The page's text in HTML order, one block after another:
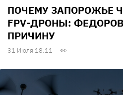
ПОЧЕМУ ЗАПОРОЖЬЕ
FPV-ДРОНЫ:
ПРИЧИНУ
31 Июля 18:11